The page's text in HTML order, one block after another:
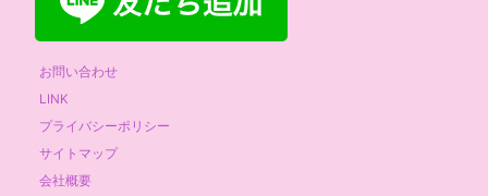
お問い合わせ
LINK
プライバシーポリシー
サイトマップ
会社概要